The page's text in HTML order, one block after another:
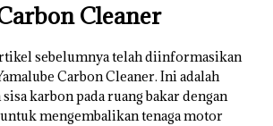
Cleaner
sebelumnya telah diinformasikan
Carbon Cleaner. Ini adalah
karbon pada ruang bakar dengan
mengembalikan tenaga motor